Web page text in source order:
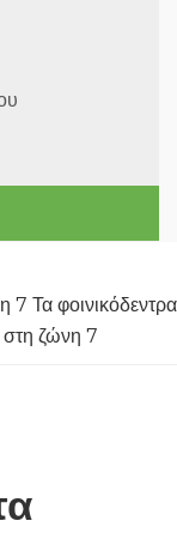
7 Τα φοινικόδεντρα
στη ζώνη 7